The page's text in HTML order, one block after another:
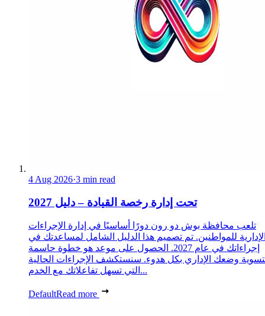
4 Aug 2026·3 min read
تحت إدارة رخصة القيادة – دليل 2027
تلعب محافظة بوش دو رون دورًا أساسيًا في إدارة الإجراءات
للمواطنين. تم تصميم هذا الدليل الشامل لمساعدتك في
إجراءاتك في عام 2027. الحصول على موعد هو خطوة حاسمة
وضعك الإداري بكل هدوء. سنستكشف الإجراءات الحالية
التي تسهل تفاعلاتك مع الخدم...
DefaultRead more